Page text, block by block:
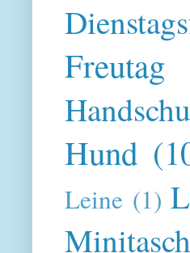
Freutag
Hund
Leine (1)